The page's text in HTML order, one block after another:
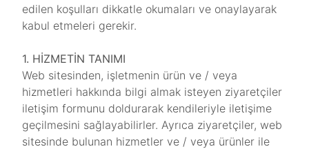
edilen koşulları dikkatle okumaları ve onaylayarak
kabul etmeleri gerekir.
1. HİZMETİN TANIMI
Web sitesinden, işletmenin ürün ve / veya
hizmetleri hakkında bilgi almak isteyen ziyaretçiler
iletişim formunu doldurarak kendileriyle iletişime
geçilmesini sağlayabilirler. Ayrıca ziyaretçiler, web
sitesinde bulunan hizmetler ve / veya ürünler ile
KURUMSAL
İLETİŞİM